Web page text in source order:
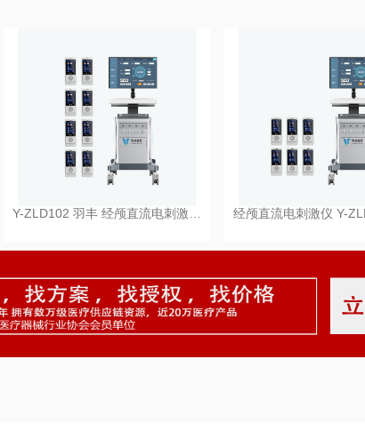
Y-ZLD102 羽丰 经颅直流电刺激… 经颅直流电刺激仪 Y-